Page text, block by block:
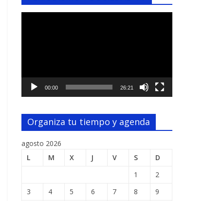
00:00 26:21
Organiza tu tiempo y agenda
agosto 2026
L
M X J V S
D
1
2
3
4 5 6 7 8
9